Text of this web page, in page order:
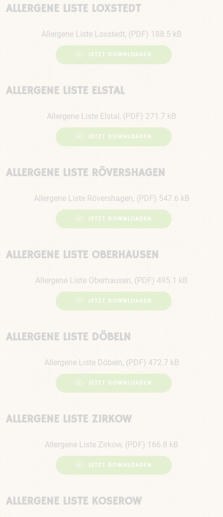
ALLERGENE LISTE LOXSTEDT
Allergene Liste Loxstedt, (PDF) 188.5 kB
JETZT DOWNLOADEN
ALLERGENE LISTE ELSTAL
Allergene Liste Elstal, (PDF) 271.7 kB
JETZT DOWNLOADEN
ALLERGENE LISTE RÖVERSHAGEN
Allergene Liste Rövershagen, (PDF) 547.6 kB
JETZT DOWNLOADEN
ALLERGENE LISTE OBERHAUSEN
Allergene Liste Oberhausen, (PDF) 495.1 kB
JETZT DOWNLOADEN
ALLERGENE LISTE DÖBELN
Allergene Liste Döbeln, (PDF) 472.7 kB
JETZT DOWNLOADEN
ALLERGENE LISTE ZIRKOW
Allergene Liste Zirkow, (PDF) 166.8 kB
JETZT DOWNLOADEN
ALLERGENE LISTE KOSEROW